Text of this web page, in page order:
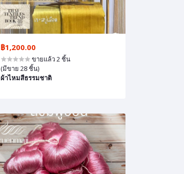
฿1,200.00
ขายแล้ว 2 ชิ้น
(มีขาย 28 ชิ้น)
ผ้าไหมสีธรรมชาติ